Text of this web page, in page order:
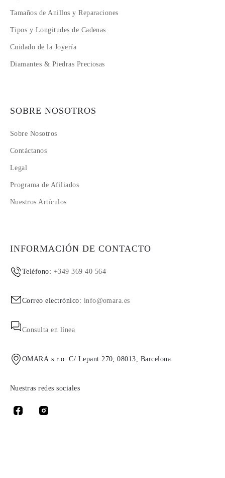
Tamaños de Anillos y Reparaciones
Tipos y Longitudes de Cadenas
Cuidado de la Joyería
Diamantes & Piedras Preciosas
SOBRE NOSOTROS
Sobre Nosotros
Contáctanos
Legal
Programa de Afiliados
Nuestros Artículos
INFORMACIÓN DE CONTACTO
Teléfono: +349 369 40 564
Correo electrónico: info@omara.es
Consulta en línea
OMARA s.r.o. C/ Lepant 270, 08013, Barcelona
Nuestras redes sociales